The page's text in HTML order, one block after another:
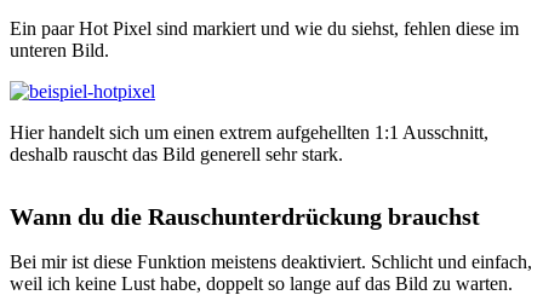
Ein paar Hot Pixel sind markiert und wie du siehst, fehlen diese im
unteren Bild.
Hier handelt sich um einen extrem aufgehellten 1:1 Ausschnitt,
deshalb rauscht das Bild generell sehr stark.
Wann du die Rauschunterdrückung brauchst
Bei mir ist diese Funktion meistens deaktiviert. Schlicht und einfach,
weil ich keine Lust habe, doppelt so lange auf das Bild zu warten.